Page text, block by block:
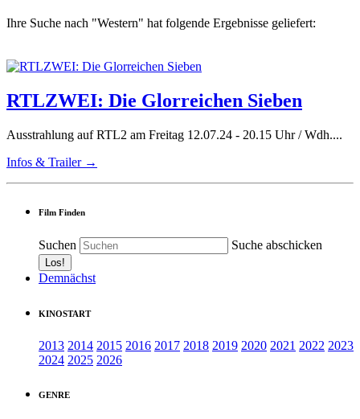
Ihre Suche nach "Western" hat folgende Ergebnisse geliefert:
RTLZWEI: Die Glorreichen Sieben
Ausstrahlung auf RTL2 am Freitag 12.07.24 - 20.15 Uhr / Wdh....
Infos & Trailer →
Film Finden
Suchen Suche abschicken
Demnächst
KINOSTART
2013 2014 2015 2016 2017 2018 2019 2020 2021 2022 2023
2024 2025 2026
GENRE